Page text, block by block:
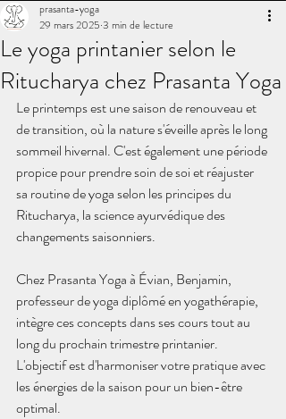
Le yoga printanier selon le
Ritucharya chez Prasanta Yoga
prasanta-yoga
29 mars 2025 3 min de lecture
Le printemps est une saison de renouveau et
de transition, où la nature s'éveille après le long
sommeil hivernal. C'est également une période
propice pour prendre soin de soi et réajuster
sa routine de yoga selon les principes du
Ritucharya, la science ayurvédique des
changements saisonniers.
Chez Prasanta Yoga à Évian, Benjamin,
professeur de yoga diplômé en yogathérapie,
intègre ces concepts dans ses cours tout au
long du prochain trimestre printanier.
L'objectif est d'harmoniser votre pratique avec
les énergies de la saison pour un bien-être
optimal.